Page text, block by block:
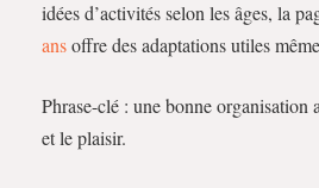
idées d’activités selon les âges, la
ansoffre des adaptations utiles
Phrase-clé : une bonne organisation
et le plaisir.